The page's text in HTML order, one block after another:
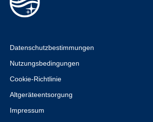
Datenschutzbestimmungen
Nutzungsbedingungen
Cookie-Richtlinie
Altgeräteentsorgung
Impressum